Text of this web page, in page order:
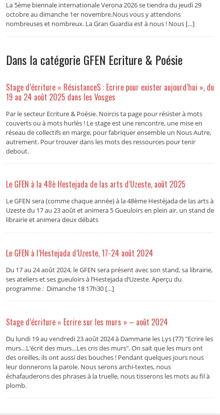
La 5ème biennale internationale Verona 2026 se tiendra du jeudi 29
octobre au dimanche 1er novembre.Nous vous y attendons
nombreuses et nombreux. La Gran Guardia est à nous ! Nous […]
Dans la catégorie GFEN Ecriture & Poésie
Stage d’écriture « RésistanceS : Ecrire pour exister aujourd’hui », du
19 au 24 août 2025 dans les Vosges
Par le secteur Ecriture & Poésie. Noircis ta page pour résister à mots
couverts ou à mots hurlés ! Le stage est une rencontre, une mise en
réseau de collectifs en marge, pour fabriquer ensemble un Nous Autre,
autrement. Pour trouver dans les mots des ressources pour tenir
debout.
Le GFEN à la 48è Hestejada de las arts d’Uzeste, août 2025
Le GFEN sera (comme chaque année) à la 48ème Hestéjada de las arts à
Uzeste du 17 au 23 août et animera 5 Gueuloirs en plein air, un stand de
librairie et animera deux débats
Le GFEN à l’Hestejada d’Uzeste, 17-24 août 2024
Du 17 au 24 août 2024, le GFEN sera présent avec son stand, sa librairie,
ses ateliers et ses gueuloirs à l’Hestejada d’Uzeste. Aperçu du
programme : Dimanche 18 17h30 […]
Stage d’écriture « Ecrire sur les murs » – août 2024
Du lundi 19 au vendredi 23 août 2024 à Dammarie les Lys (77) "Ecrire les
murs…L’écrit des murs…Les cris des murs". On sait que les murs ont
des oreilles, ils ont aussi des bouches ! Pendant quelques jours nous
leur donnerons la parole. Nous serons archi-textes, nous
échafauderons des phrases à la truelle, nous tisserons les mots au fil à
plomb.